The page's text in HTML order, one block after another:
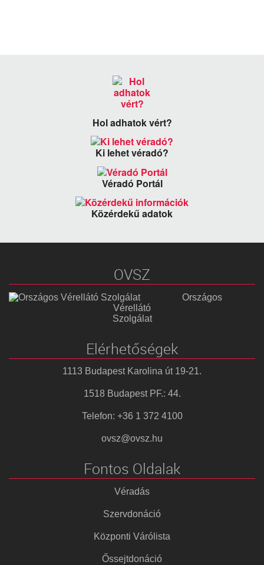
Hol adhatok vért?
Ki lehet véradó?
Véradó Portál
Közérdekű adatok
OVSZ
Országos
Vérellátó
Szolgálat
Elérhetőségek
1113 Budapest Karolina út 19-21.
1518 Budapest PF.: 44.
Telefon: +36 1 372 4100
ovsz@ovsz.hu
Fontos Oldalak
Véradás
Szervdonáció
Központi Várólista
Őssejtdonáció